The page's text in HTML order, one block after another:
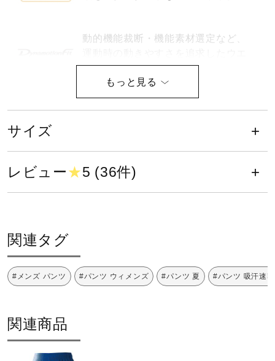
健康／エクササイズ
ジュニア／キッズ
コラボ／ライセンス
その他
直営店一覧
動的機能裁断・機能素材選定など、
ア設計。
ソフトテニスの公式大会に着用でき
るウエアです。
XS、S、M、L、XL
サイズ
レビュー★5 (36件)
関連タグ
#メンズ パンツ #パンツ ウィメンズ #パンツ 夏 #パンツ 吸汗速乾
関連商品